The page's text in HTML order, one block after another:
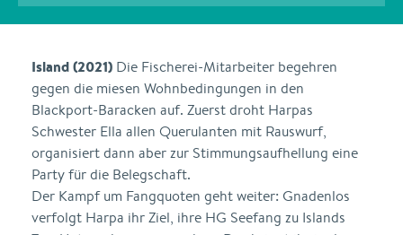
Island (2021) Die Fischerei-Mitarbeiter begehren
gegen die miesen Wohnbedingungen in den
Blackport-Baracken auf. Zuerst droht Harpas
Schwester Ella allen Querulanten mit Rauswurf,
organisiert dann aber zur Stimmungsaufhellung eine
Party für die Belegschaft.
Der Kampf um Fangquoten geht weiter: Gnadenlos
verfolgt Harpa ihr Ziel, ihre HG Seefang zu Islands